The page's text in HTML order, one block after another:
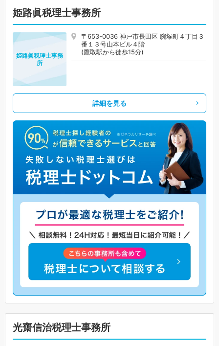
姫路眞税理士事務所
〒653-0036 神戸市長田区 腕塚町４丁目３
番１３号山本ビル４階
(鷹取駅から徒歩15分)
姫路眞税理士事務
所
詳細を見る
光齋信治税理士事務所